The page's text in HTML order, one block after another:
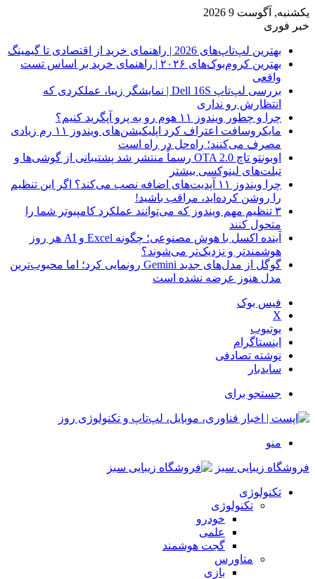
یکشنبه, آگوست 9 2026
خبر فوری
بهترین لپ‌تاپ‌های 2026 | راهنمای خرید از اقتصادی تا گیمینگ
بهترین کروم‌بوک‌های ۲۰۲۶ | راهنمای خرید بر اساس تست
واقعی
بررسی لپ‌تاپ Dell 16S | نمایشگر زیبا، عملکردی که
انتظارش رو نداری
چرا و چطور ویندوز ۱۱ هوم رو به پرو آپگرید کنیم؟
مایکروسافت اعتراف کرد اپلیکیشن‌های ویندوز ۱۱ رم زیادی
مصرف می‌کنند؛ راه‌حل در راه است
اوبونتو تاچ OTA 2.0 رسماً منتشر شد پشتیبانی از گوشی‌ها و
تبلت‌های لینوکسی بیشتر
چرا ویندوز ۱۱ آپدیت‌های اضافه نصب می‌کند؟ اگر این تنظیم
را روشن کرده‌اید، مراقب باشید!
۳ تنظیم مهم ویندوز که می‌توانند عملکرد کامپیوتر شما را
متحول کنند
آینده اکسل با هوش مصنوعی؛ چگونه Excel و AI هر روز
هوشمندتر و نزدیک‌تر می‌شوند؟
گوگل از مدل‌های جدید Gemini رونمایی کرد؛ اما محبوب‌ترین
مدل هنوز عرضه نشده است
فیس بوک
X
یوتیوب
اینستاگرام
نوشته تصادفی
سایدبار
جستجو برای
منو
فروشگاه زیبایی سبز
تکنولوژی
تکنولوژی
خودرو
علمی
گجت هوشمند
متاورس
بازی